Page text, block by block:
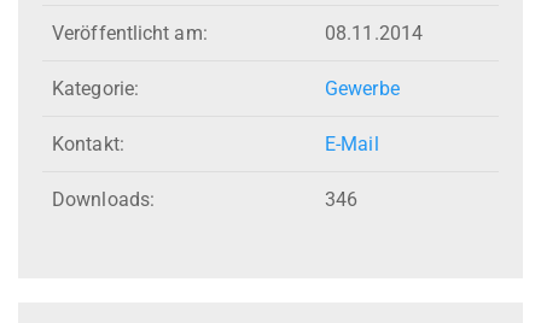
Veröffentlicht am: 08.11.2014
Kategorie: Gewerbe
Kontakt: E-Mail
Downloads: 346